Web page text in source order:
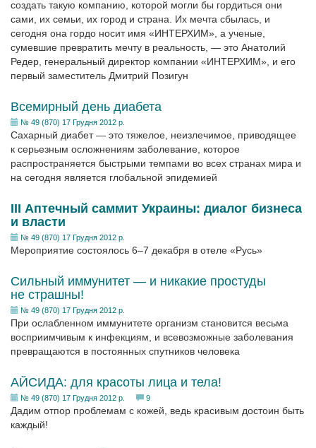
создать такую компанию, которой могли бы гордиться они
сами, их семьи, их город и страна. Их мечта сбылась, и
сегодня она гордо носит имя «ИНТЕРХИМ», а ученые,
сумевшие превратить мечту в реальность, — это Анатолий
Редер, генеральный директор компании «ИНТЕРХИМ», и его
первый заместитель Дмитрий Позигун
Всемирный день диабета
№ 49 (870) 17 Грудня 2012 р.
Сахарный диабет — это тяжелое, неизлечимое, приводящее
к серьезным осложнениям заболевание, которое
распространяется быстрыми темпами во всех странах мира и
на сегодня является глобальной эпидемией
ІІІ Аптечный саммит Украины: диалог бизнеса
и власти
№ 49 (870) 17 Грудня 2012 р.
Мероприятие состоялось 6–7 декабря в отеле «Русь»
Сильный иммунитет — и никакие простуды
не страшны!
№ 49 (870) 17 Грудня 2012 р.
При ослабленном иммунитете организм становится весьма
восприимчивым к инфекциям, и всевозможные заболевания
превращаются в постоянных спутников человека
АЙСИДА: для красоты лица и тела!
№ 49 (870) 17 Грудня 2012 р. 9
Дадим отпор проблемам с кожей, ведь красивым достоин быть
каждый!